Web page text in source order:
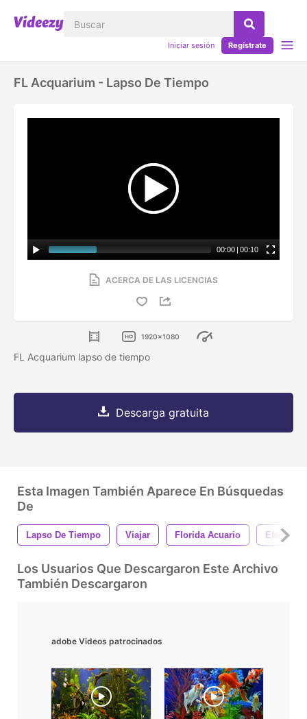
Iniciar sesión Regístrate
FL Acquarium - Lapso De Tiempo
00:00 | 00:10
ACERCA DE LAS LICENCIAS
1920x1080
FL Acquarium lapso de tiempo
Descarga gratuita
Esta Imagen También Aparece En Búsquedas
De
Lapso De Tiempo Viajar Florida Acuario Efectos
Los Usuarios Que Descargaron Este Archivo
También Descargaron
adobe Videos patrocinados